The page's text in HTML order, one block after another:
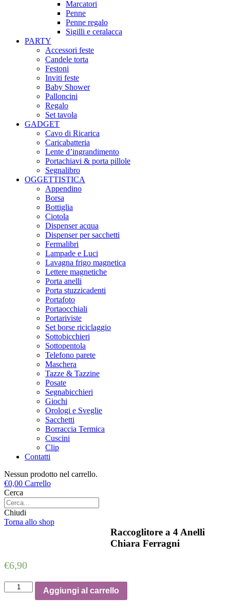
Marcatori
Penne
Penne regalo
Sigilli e ceralacca
PARTY
Accessori feste
Candele torta
Festoni
Inviti feste
Baby Shower​
Palloncini
Regalo
Set tavola
GADGET
Cavo di Ricarica
Caricabatteria
Lente d’ingrandimento
Portachiavi & porta pillole
Segnalibro
OGGETTISTICA
Appendino
Borsa
Bottiglia
Ciotola
Dispenser acqua
Dispenser per sacchetti
Fermalibri
Lampade e Luci
Lavagna frigo magnetica
Lettere magnetiche
Porta anelli
Porta stuzzicadenti
Portafoto
Portaocchiali
Portariviste
Set borse riciclaggio
Sottobicchieri
Sottopentola
Telefono parete
Maschera
Tazze & Tazzine
Posate
Segnabicchieri
Giochi
Orologi e Sveglie
Sacchetti
Borraccia Termica
Cuscini
Clip
Contatti
Nessun prodotto nel carrello.
€0,00 Carrello
Cerca
Chiudi
Torna allo shop
Raccoglitore a 4 Anelli
Chiara Ferragni
€6,90
Raccoglitore
a
Aggiungi al carrello